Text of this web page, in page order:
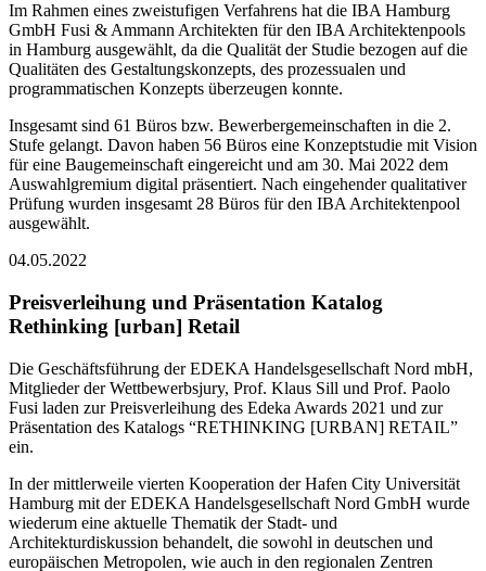
Im Rahmen eines zweistufigen Verfahrens hat die IBA Hamburg
GmbH Fusi & Ammann Architekten für den IBA Architektenpools
in Hamburg ausgewählt, da die Qualität der Studie bezogen auf die
Qualitäten des Gestaltungskonzepts, des prozessualen und
programmatischen Konzepts überzeugen konnte.
Insgesamt sind 61 Büros bzw. Bewerbergemeinschaften in die 2.
Stufe gelangt. Davon haben 56 Büros eine Konzeptstudie mit Vision
für eine Baugemeinschaft eingereicht und am 30. Mai 2022 dem
Auswahlgremium digital präsentiert. Nach eingehender qualitativer
Prüfung wurden insgesamt 28 Büros für den IBA Architektenpool
ausgewählt.
04.05.2022
Preisverleihung und Präsentation Katalog
Rethinking [urban] Retail
Die Geschäftsführung der EDEKA Handelsgesellschaft Nord mbH,
Mitglieder der Wettbewerbsjury, Prof. Klaus Sill und Prof. Paolo
Fusi laden zur Preisverleihung des Edeka Awards 2021 und zur
Präsentation des Katalogs “RETHINKING [URBAN] RETAIL”
ein.
In der mittlerweile vierten Kooperation der Hafen City Universität
Hamburg mit der EDEKA Handelsgesellschaft Nord GmbH wurde
wiederum eine aktuelle Thematik der Stadt- und
Architekturdiskussion behandelt, die sowohl in deutschen und
europäischen Metropolen, wie auch in den regionalen Zentren